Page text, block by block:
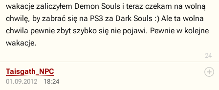
24
wakacje zaliczyłem Demon Souls i teraz czekam na wolną
chwilę, by zabrać się na PS3 za Dark Souls :) Ale ta wolna
chwila pewnie zbyt szybko się nie pojawi. Pewnie w kolejne
wakacje.
01.09.2012 18:24
Taisgath_NPC